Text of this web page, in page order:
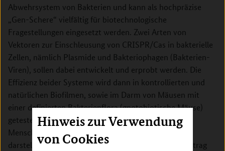
Hinweis zur Verwendung
von Cookies
Abwehrsystem von Bakterien und kann als hochpräzise
„Gen-Schere“ vielfältig für biotechnologische
Fragestellungen eingesetzt werden. Zwei Arten von
Vektoren zur Einschleusung von CRISPR/Cas in bakterielle
Zellen, nämlich Plasmide und Bakteriophagen (Bakterien-
Viren), sollen dabei entwickelt und erprobt werden. Die
Effizienz beider Systeme wird dann in kontrollierten und
natürlichen Biofilmen, sowie im Darm von Mäusen mit
einer definierten Bakterienflora (gnotobiotische Mäuse)
getestet. Da Biofilme und das Darm-Mikrobiom von
Mensch und Tier ein Reservoir für Resistenzgene
darstellen, könnte dieses Projekt einen wichtigen Beitrag